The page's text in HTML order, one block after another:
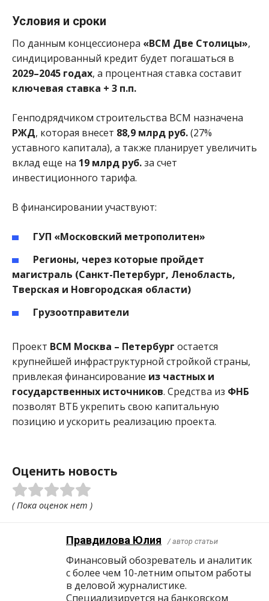
Условия и сроки
По данным концессионера «ВСМ Две Столицы»,
синдицированный кредит будет погашаться в
2029–2045 годах, а процентная ставка составит
ключевая ставка + 3 п.п.
Генподрядчиком строительства ВСМ назначена
РЖД, которая внесет 88,9 млрд руб.(27%
уставного капитала), а также планирует увеличить
вклад еще на 19 млрд руб.за счет
инвестиционного тарифа.
В финансировании участвуют:
ГУП «Московский метрополитен»
Регионы, через которые пройдет
магистраль (Санкт-Петербург, Ленобласть,
Тверская и Новгородская области)
Грузоотправители
Проект ВСМ Москва – Петербург остается
крупнейшей инфраструктурной стройкой страны,
привлекая финансирование из частных и
государственных источников. Средства из ФНБ
позволят ВТБ укрепить свою капитальную
позицию и ускорить реализацию проекта.
Оценить новость
( Пока оценок нет )
Правдилова Юлия / автор статьи
Финансовый обозреватель и аналитик
с более чем 10-летним опытом работы
в деловой журналистике.
Специализируется на банковском